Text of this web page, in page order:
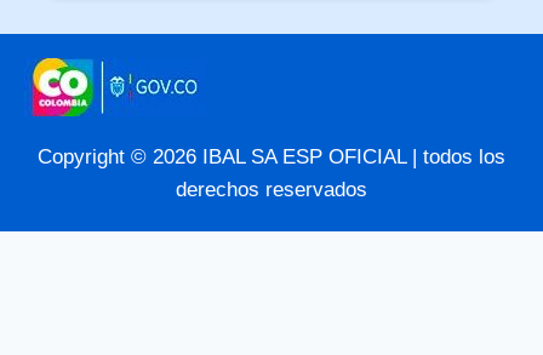
Copyright © 2026 IBAL SA ESP OFICIAL | todos los
derechos reservados